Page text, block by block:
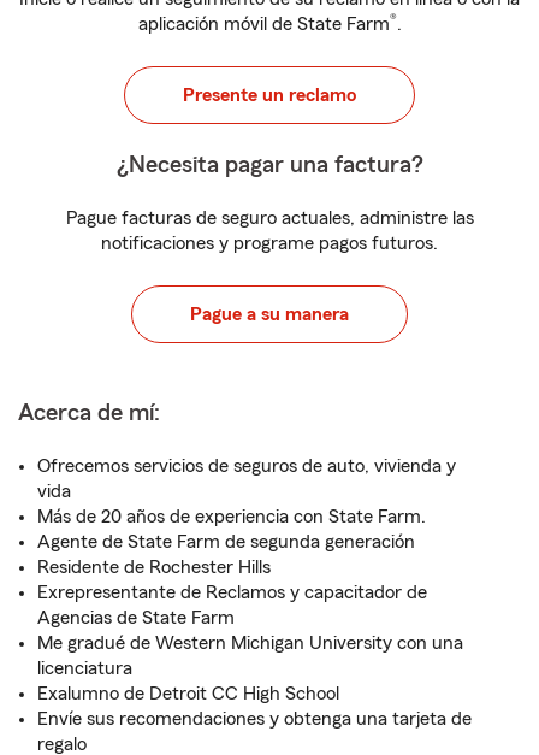
aplicación móvil de State Farm®.
Presente un reclamo
¿Necesita pagar una factura?
Pague facturas de seguro actuales, administre las
notificaciones y programe pagos futuros.
Pague a su manera
Acerca de mí:
Ofrecemos servicios de seguros de auto, vivienda y
vida
Más de 20 años de experiencia con State Farm.
Agente de State Farm de segunda generación
Residente de Rochester Hills
Exrepresentante de Reclamos y capacitador de
Agencias de State Farm
Me gradué de Western Michigan University con una
licenciatura
Exalumno de Detroit CC High School
Envíe sus recomendaciones y obtenga una tarjeta de
regalo